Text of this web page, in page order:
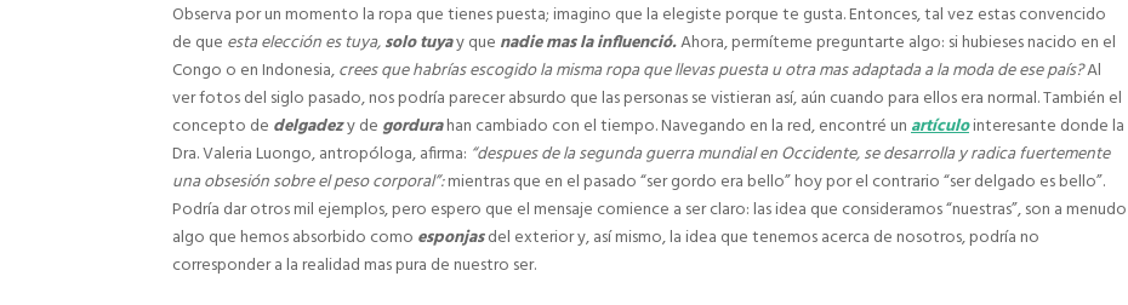
Observa por un momento la ropa que tienes puesta; imagino que la elegiste porque te gusta. Entonces, tal vez estas convencido
de que esta elección es tuya,solo tuyay que nadie mas la influenció.Ahora, permíteme preguntarte algo: si hubieses nacido en el
Congo o en Indonesia,crees que habrías escogido la misma ropa que llevas puesta u otra mas adaptada a la moda de ese país?Al
ver fotos del siglo pasado, nos podría parecer absurdo que las personas se vistieran así, aún cuando para ellos era normal. También el
concepto de delgadezy degordurahan cambiado con el tiempo. Navegando en la red, encontré unartículointeresante donde la
Dra. Valeria Luongo, antropóloga, afirma: “despues de la segunda guerra mundial en Occidente, se desarrolla y radica fuertemente
una obsesión sobre el peso corporal”:mientras que en el pasado “ser gordo era bello” hoy por el contrario “ser delgado es bello”.
Podría dar otros mil ejemplos, pero espero que el mensaje comience a ser claro: las idea que consideramos “nuestras”, son a menudo
algo que hemos absorbido como esponjasdel exterior y, así mismo, la idea que tenemos acerca de nosotros, podría no
corresponder a la realidad mas pura de nuestro ser.